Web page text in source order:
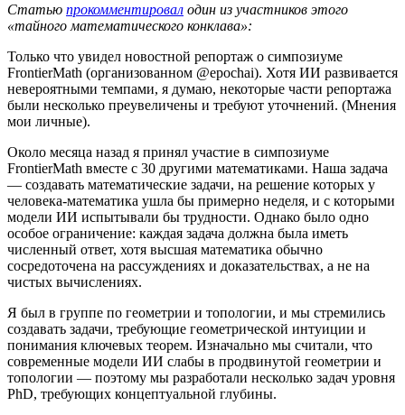
Статью прокомментировал один из участников этого
«тайного математического конклава»:
Только что увидел новостной репортаж о симпозиуме
FrontierMath (организованном @epochai). Хотя ИИ развивается
невероятными темпами, я думаю, некоторые части репортажа
были несколько преувеличены и требуют уточнений. (Мнения
мои личные).
Около месяца назад я принял участие в симпозиуме
FrontierMath вместе с 30 другими математиками. Наша задача
— создавать математические задачи, на решение которых у
человека-математика ушла бы примерно неделя, и с которыми
модели ИИ испытывали бы трудности. Однако было одно
особое ограничение: каждая задача должна была иметь
численный ответ, хотя высшая математика обычно
сосредоточена на рассуждениях и доказательствах, а не на
чистых вычислениях.
Я был в группе по геометрии и топологии, и мы стремились
создавать задачи, требующие геометрической интуиции и
понимания ключевых теорем. Изначально мы считали, что
современные модели ИИ слабы в продвинутой геометрии и
топологии — поэтому мы разработали несколько задач уровня
PhD, требующих концептуальной глубины.